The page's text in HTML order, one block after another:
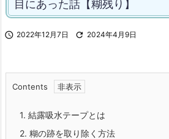
目にあった話【糊残り】
 2022年12月7日  2024年4月9日
Contents
1. 結露吸水テープとは
2. 糊の跡を取り除く方法